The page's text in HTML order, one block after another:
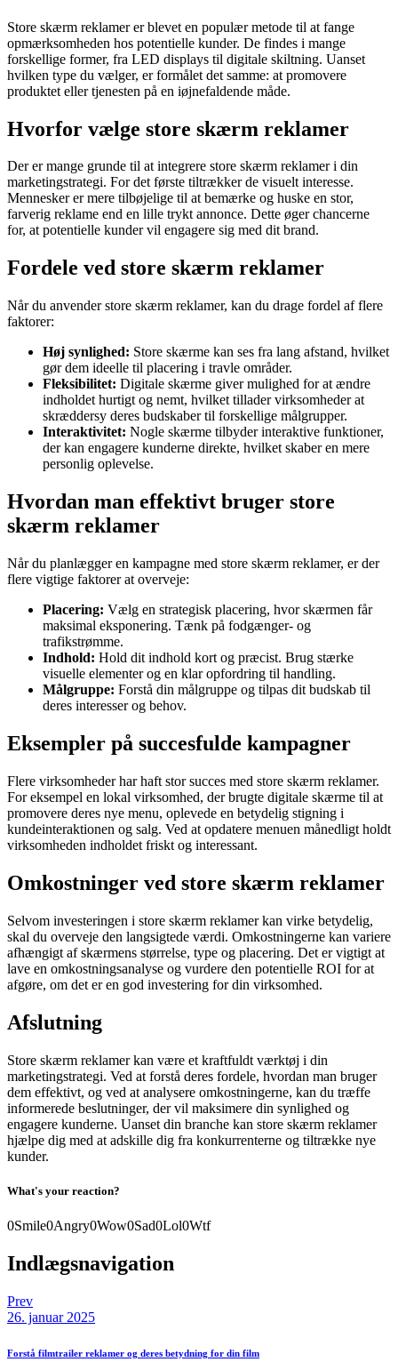
Store skærm reklamer er blevet en populær metode til at fange
opmærksomheden hos potentielle kunder. De findes i mange
forskellige former, fra LED displays til digitale skiltning. Uanset
hvilken type du vælger, er formålet det samme: at promovere
produktet eller tjenesten på en iøjnefaldende måde.
Hvorfor vælge store skærm reklamer
Der er mange grunde til at integrere store skærm reklamer i din
marketingstrategi. For det første tiltrækker de visuelt interesse.
Mennesker er mere tilbøjelige til at bemærke og huske en stor,
farverig reklame end en lille trykt annonce. Dette øger chancerne
for, at potentielle kunder vil engagere sig med dit brand.
Fordele ved store skærm reklamer
Når du anvender store skærm reklamer, kan du drage fordel af flere
faktorer:
Høj synlighed: Store skærme kan ses fra lang afstand, hvilket
gør dem ideelle til placering i travle områder.
Fleksibilitet: Digitale skærme giver mulighed for at ændre
indholdet hurtigt og nemt, hvilket tillader virksomheder at
skræddersy deres budskaber til forskellige målgrupper.
Interaktivitet: Nogle skærme tilbyder interaktive funktioner,
der kan engagere kunderne direkte, hvilket skaber en mere
personlig oplevelse.
Hvordan man effektivt bruger store
skærm reklamer
Når du planlægger en kampagne med store skærm reklamer, er der
flere vigtige faktorer at overveje:
Placering: Vælg en strategisk placering, hvor skærmen får
maksimal eksponering. Tænk på fodgænger- og
trafikstrømme.
Indhold: Hold dit indhold kort og præcist. Brug stærke
visuelle elementer og en klar opfordring til handling.
Målgruppe: Forstå din målgruppe og tilpas dit budskab til
deres interesser og behov.
Eksempler på succesfulde kampagner
Flere virksomheder har haft stor succes med store skærm reklamer.
For eksempel en lokal virksomhed, der brugte digitale skærme til at
promovere deres nye menu, oplevede en betydelig stigning i
kundeinteraktionen og salg. Ved at opdatere menuen månedligt holdt
virksomheden indholdet friskt og interessant.
Omkostninger ved store skærm reklamer
Selvom investeringen i store skærm reklamer kan virke betydelig,
skal du overveje den langsigtede værdi. Omkostningerne kan variere
afhængigt af skærmens størrelse, type og placering. Det er vigtigt at
lave en omkostningsanalyse og vurdere den potentielle ROI for at
afgøre, om det er en god investering for din virksomhed.
Afslutning
Store skærm reklamer kan være et kraftfuldt værktøj i din
marketingstrategi. Ved at forstå deres fordele, hvordan man bruger
dem effektivt, og ved at analysere omkostningerne, kan du træffe
informerede beslutninger, der vil maksimere din synlighed og
engagere kunderne. Uanset din branche kan store skærm reklamer
hjælpe dig med at adskille dig fra konkurrenterne og tiltrække nye
kunder.
What's your reaction?
0Smile0Angry0Wow0Sad0Lol0Wtf
Indlægsnavigation
Prev
26. januar 2025
Forstå filmtrailer reklamer og deres betydning for din film